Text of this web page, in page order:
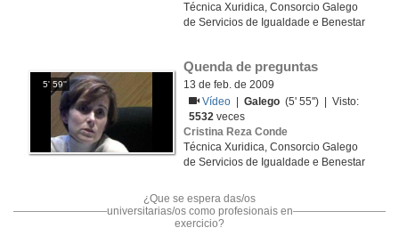
Técnica Xuridica, Consorcio Galego
de Servicios de Igualdade e Benestar
5' 59''
Quenda de preguntas
13 de feb. de 2009
Vídeo
|Galego (5' 55'') | Visto:
5532 veces
Cristina Reza Conde
Técnica Xuridica, Consorcio Galego
de Servicios de Igualdade e Benestar
¿Que se espera das/os
universitarias/os como profesionais en
exercicio?